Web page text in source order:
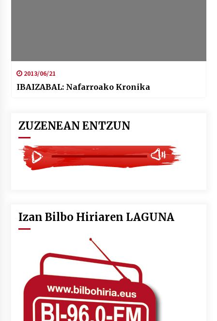
2013/06/21
IBAIZABAL: Nafarroako Kronika
ZUZENEAN ENTZUN
Izan Bilbo Hiriaren LAGUNA